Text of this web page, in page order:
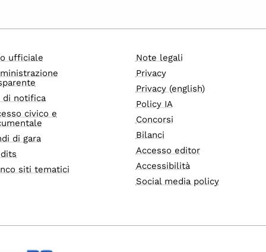
ufficiale
di notifica
civico e
di gara
siti tematici
Note legali
Privacy
Privacy (english)
Policy IA
Concorsi
Bilanci
Accesso editor
Accessibilità
Social media policy